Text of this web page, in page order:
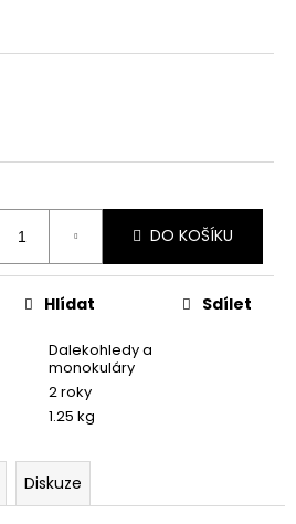
DO KOŠÍKU
Dalekohledy a
monokuláry
2 roky
1.25 kg
Hlídat Sdílet
Diskuze